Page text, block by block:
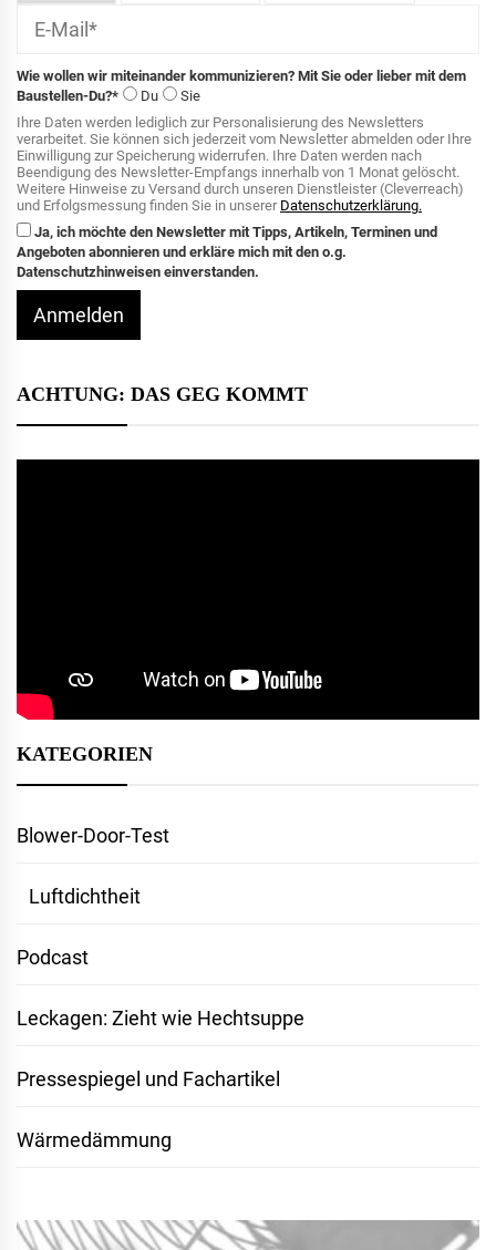
Wie wollen wir miteinander kommunizieren? Mit Sie oder lieber mit dem
Baustellen-Du?*
Du
Sie
Ihre Daten werden lediglich zur Personalisierung des Newsletters
verarbeitet. Sie können sich jederzeit vom Newsletter abmelden oder Ihre
Einwilligung zur Speicherung widerrufen. Ihre Daten werden nach
Beendigung des Newsletter-Empfangs innerhalb von 1 Monat gelöscht.
Weitere Hinweise zu Versand durch unseren Dienstleister (Cleverreach)
und Erfolgsmessung finden Sie in unserer Datenschutzerklärung.
Ja, ich möchte den Newsletter mit Tipps, Artikeln, Terminen und
Angeboten abonnieren und erkläre mich mit den o.g.
Datenschutzhinweisen einverstanden.
Anmelden
ACHTUNG: DAS GEG KOMMT
KATEGORIEN
Blower-Door-Test
Luftdichtheit
Podcast
Leckagen: Zieht wie Hechtsuppe
Pressespiegel und Fachartikel
Wärmedämmung